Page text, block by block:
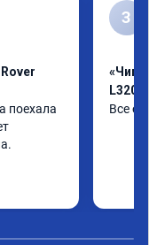
поехала
З
«Чип
L320»
Все